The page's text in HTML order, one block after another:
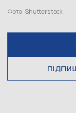
Фото: Shutterstock